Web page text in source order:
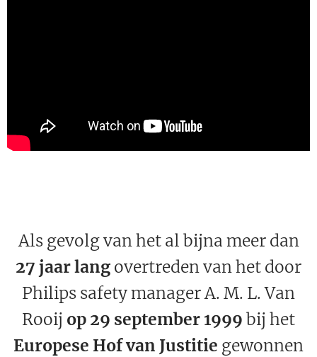
Als gevolg van het al bijna meer dan
27 jaar lang overtreden van het door
Philips safety manager A. M. L. Van
Rooij op 29 september 1999 bij het
Europese Hof van Justitie gewonnen